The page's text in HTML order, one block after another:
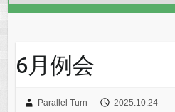
6月例会
Parallel Turn 2025.10.24